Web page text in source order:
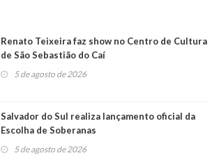
Renato Teixeira faz show no Centro de Cultura
de São Sebastião do Caí
5 de agosto de 2026
Salvador do Sul realiza lançamento oficial da
Escolha de Soberanas
5 de agosto de 2026